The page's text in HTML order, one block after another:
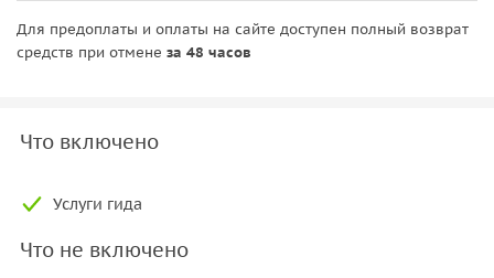
Для предоплаты и оплаты на сайте доступен полный возврат
средств при отмене за 48 часов
Что включено
Услуги гида
Что не включено